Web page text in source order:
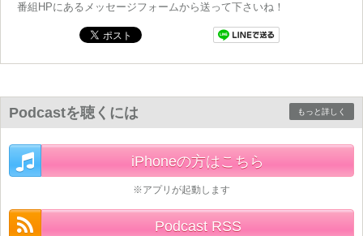
番組HPにあるメッセージフォームから送って下さいね！
Podcastを聴くには もっと詳しく
iPhoneの方はこちら
※アプリが起動します
Podcast RSS